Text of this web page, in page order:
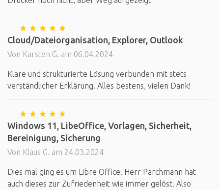
Cloud/Dateiorganisation, Explorer, Outlook
Von Karsten G. am 06.04.2024
Klare und strukturierte Lösung verbunden mit stets
verständlicher Erklärung. Alles bestens, vielen Dank!
Windows 11, LibeOffice, Vorlagen, Sicherheit,
Bereinigung, Sicherung
Von Klaus G. am 24.03.2024
Dies mal ging es um Libre Office. Herr Parchmann hat
auch dieses zur Zufriedenheit wie immer gelöst. Also